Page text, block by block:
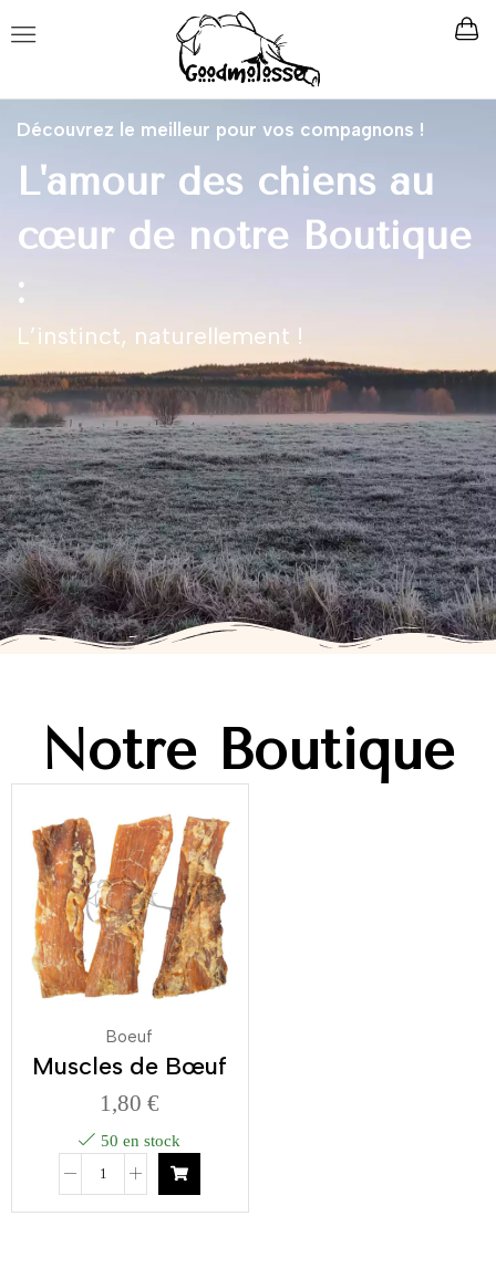
Découvrez le meilleur pour vos compagnons !
L'amour des chiens au
cœur de notre Boutique
:
L’instinct, naturellement !
Notre Boutique
Boeuf
Muscles de Bœuf
1,80€
50 en stock